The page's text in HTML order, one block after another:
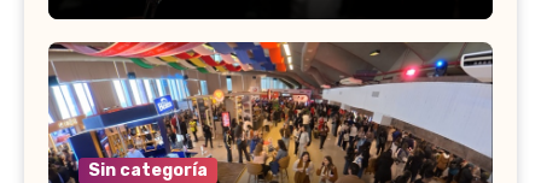
Sin categoría